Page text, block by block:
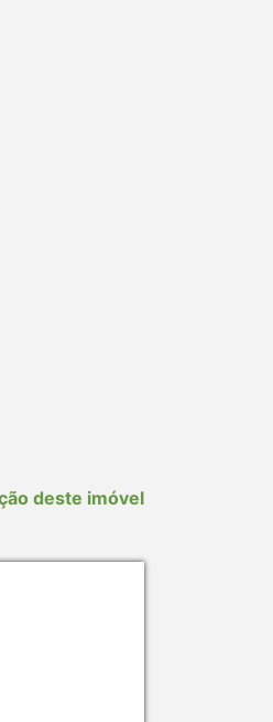
deste imóvel